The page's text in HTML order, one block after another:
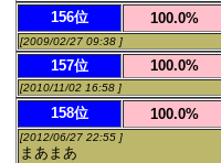
156位 100.0%
[2009/02/27 09:38 ]
157位 100.0%
[2010/11/02 16:58 ]
158位 100.0%
[2012/06/27 22:55 ]
まあまあ